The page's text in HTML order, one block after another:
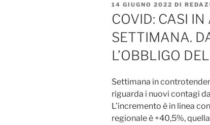
PUBBLICATO
IL
14 GIUGNO 2022 DI
COVID: CASI
SETTIMANA.
L’OBBLIGO
Settimana in
riguarda i nuovi contagi
L’incremento è in linea
regionale è +40,5%,